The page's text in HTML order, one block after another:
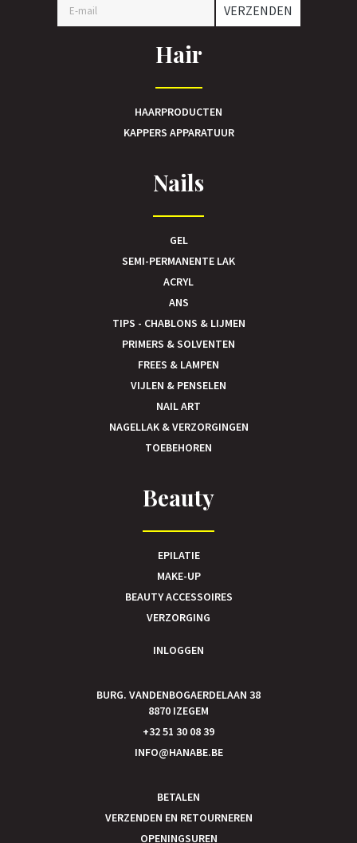
VERZENDEN
Hair
HAARPRODUCTEN
KAPPERS APPARATUUR
Nails
GEL
SEMI-PERMANENTE LAK
ACRYL
ANS
TIPS - CHABLONS & LIJMEN
PRIMERS & SOLVENTEN
FREES & LAMPEN
VIJLEN & PENSELEN
NAIL ART
NAGELLAK & VERZORGINGEN
TOEBEHOREN
Beauty
EPILATIE
MAKE-UP
BEAUTY ACCESSOIRES
VERZORGING
INLOGGEN
BURG. VANDENBOGAERDELAAN 38
8870 IZEGEM
+32 51 30 08 39
INFO@HANABE.BE
BETALEN
VERZENDEN EN RETOURNEREN
OPENINGSUREN